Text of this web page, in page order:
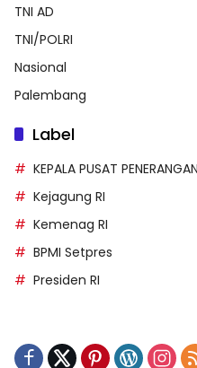
TNI AD
TNI/POLRI
Nasional
Palembang
Label
KEPALA PUSAT
Kejagung RI
Kemenag RI
BPMI Setpres
Presiden RI